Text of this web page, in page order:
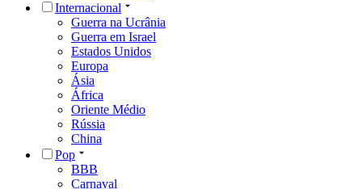
Internacional
Guerra na Ucrânia
Guerra em Israel
Estados Unidos
Europa
Ásia
África
Oriente Médio
Rússia
China
Pop
BBB
Carnaval